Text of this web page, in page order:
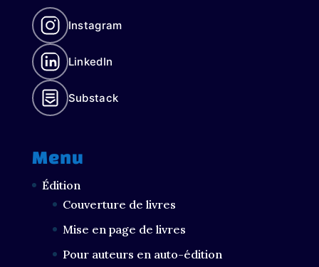
Instagram
LinkedIn
Substack
Menu
Édition
Couverture de livres
Mise en page de livres
Pour auteurs en auto-édition